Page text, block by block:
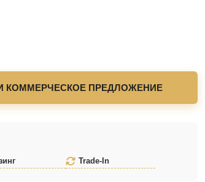
КОММЕРЧЕСКОЕ ПРЕДЛОЖЕНИЕ
Trade-In